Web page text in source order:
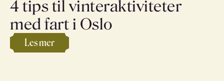
4 tips til vinteraktiviteter
med fart i Oslo
Les mer